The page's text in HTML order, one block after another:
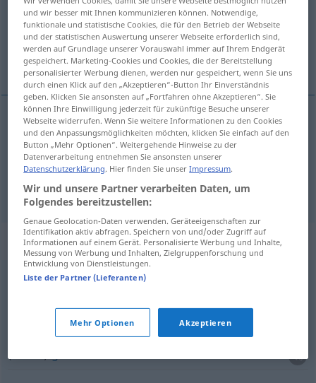
Übersicht aller Übersetzungen
(Für mehr Details die Übersetzung anklicken/antippen)
al, reeds, wel
reeds schon
wel schonwohl
Beispielsätze für "schon"
gut!
(’t is al)
und wir besser mit Ihnen kommunizieren können. Notwendige,
funktionale und statistische Cookies, die für den Betrieb der Webseite
und der statistischen Auswertung unserer Webseite erforderlich sind,
werden auf Grundlage unserer Vorauswahl immer auf Ihrem Endgerät
gespeichert. Marketing-Cookies und Cookies, die der Bereitstellung
personalisierter Werbung dienen, werden nur gespeichert, wenn Sie uns
durch einen Klick auf den „Akzeptieren“-Button Ihr Einverständnis
geben. Klicken Sie ansonsten auf „Fortfahren ohne Akzeptieren“. Sie
können Ihre Einwilligung jederzeit für zukünftige Besuche unserer
Webseite widerrufen. Wenn Sie weitere Informationen zu den Cookies
und den Anpassungsmöglichkeiten möchten, klicken Sie einfach auf den
Button „Mehr Optionen“. Weitergehende Hinweise zu der
Datenverarbeitung entnehmen Sie ansonsten unserer
Datenschutzerklärung. Hier finden Sie unserImpressum.
Wir und unsere Partner verarbeiten Daten, um
Folgendes bereitzustellen:
Genaue Geolocation-Daten verwenden. Geräteeigenschaften zur
Identifikation aktiv abfragen. Speichern von und/oder Zugriff auf
Informationen auf einem Gerät. Personalisierte Werbung und Inhalte,
Messung von Werbung und Inhalten, Zielgruppenforschung und
Entwicklung von Dienstleistungen.
Liste der Partner (Lieferanten)
Mehr Optionen Akzeptieren